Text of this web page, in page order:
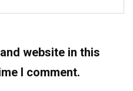
website in this
I comment.